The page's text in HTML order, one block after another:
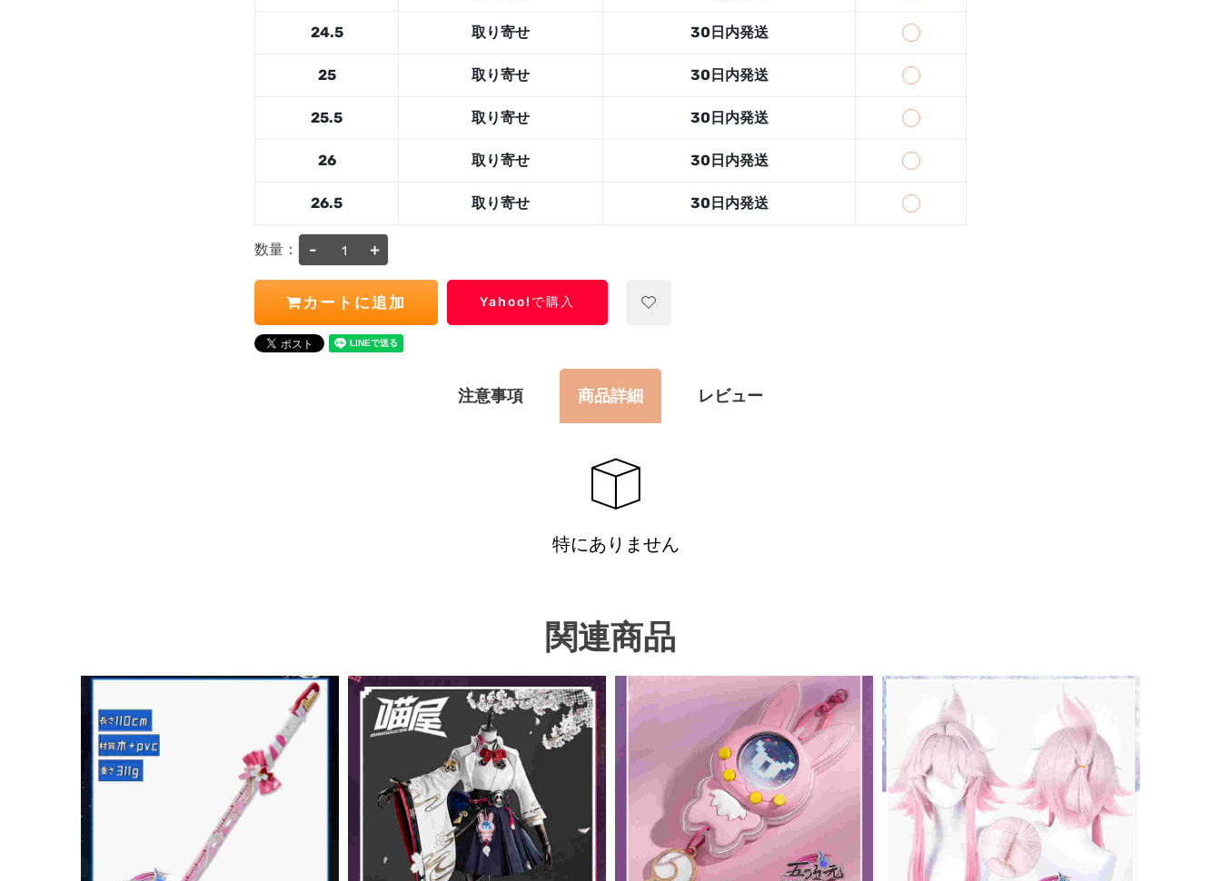
24.5 取り寄せ 30日内発送
25 取り寄せ 30日内発送
25.5 取り寄せ 30日内発送
26 取り寄せ 30日内発送
26.5 取り寄せ 30日内発送
数量： - +
カートに追加 Yahoo!で購入
注意事項 商品詳細 レビュー
特にありません
関連商品